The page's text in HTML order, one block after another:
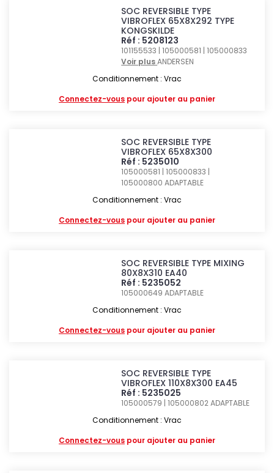
SOC REVERSIBLE TYPE
VIBROFLEX 65X8X292 TYPE
KONGSKILDE
Réf : 5208123
101155533 | 105000581 | 105000833
Voir plusANDERSEN
Conditionnement : Vrac
Connectez-vous pour ajouter au panier
SOC REVERSIBLE TYPE
VIBROFLEX 65X8X300
Réf : 5235010
105000581 | 105000833 |
105000800ADAPTABLE
Conditionnement : Vrac
Connectez-vous pour ajouter au panier
SOC REVERSIBLE TYPE MIXING
80X8X310 EA40
Réf : 5235052
105000649ADAPTABLE
Conditionnement : Vrac
Connectez-vous pour ajouter au panier
SOC REVERSIBLE TYPE
VIBROFLEX 110X8X300 EA45
Réf : 5235025
105000579 | 105000802ADAPTABLE
Conditionnement : Vrac
Connectez-vous pour ajouter au panier